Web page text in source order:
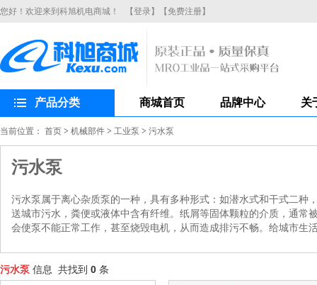
您好！欢迎来到科旭机电商城！ 【登录】 【免费注册】
产品分类 商城首页 品牌中心 关
当前位置： 首页 > 机械部件 > 工业泵 > 污水泵
污水泵
污水泵属于离心杂质泵的一种，具有多种形式：如潜水式和干式二
送城市污水，粪便或液体中含有纤维。纸屑等固体颗粒的介质，通
会使泵不能正常工作，甚至烧毁电机，从而造成排污不畅。给城市
污水泵 信息 共找到 0 条